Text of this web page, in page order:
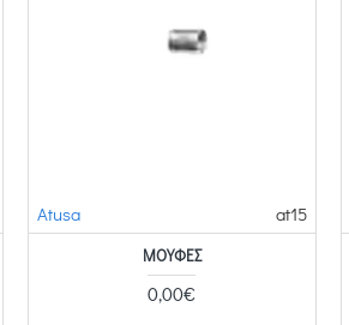
Atusa at15
ΜΟΎΦΕΣ
0,00€